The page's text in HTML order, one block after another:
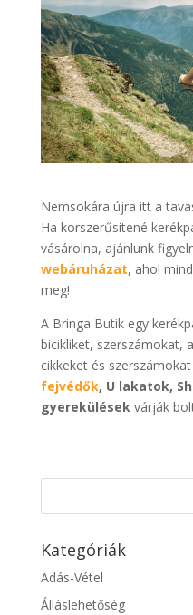
Nemsokára újra itt a
Ha korszerűsítené
vásárolna, ajánlunk
webáruházat, ahol
meg!
A Bringa Butik egy
bicikliket, szerszámokat,
cikkeket és
fejvédők, U lakatok,
gyerekülésekvárják
Kategóriák
Adás-Vétel
Álláslehetőség